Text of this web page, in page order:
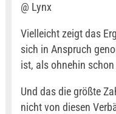
@ Lynx
Vielleicht zeigt das
sich in Anspruch
ist, als ohnehin
Und das die größte
nicht von diesen